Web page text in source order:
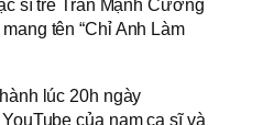
sĩ trẻ Trần Mạnh Cường
tên “Chỉ Anh Làm
lúc 20h ngày
của nam ca sĩ và